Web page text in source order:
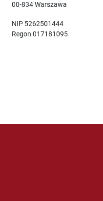
00-834 Warszawa
NIP 5262501444
Regon 017181095